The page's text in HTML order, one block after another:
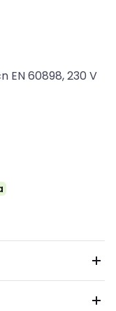
EN 60898, 230 V